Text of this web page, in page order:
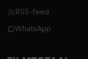
RSS-feed
WhatsApp